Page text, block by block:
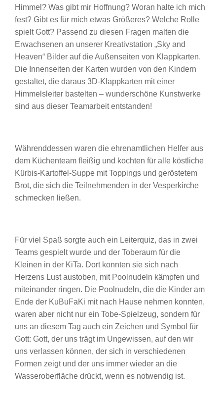
Himmel? Was gibt mir Hoffnung? Woran halte ich mich
fest? Gibt es für mich etwas Größeres? Welche Rolle
spielt Gott? Passend zu diesen Fragen malten die
Erwachsenen an unserer Kreativstation „Sky and
Heaven“ Bilder auf die Außenseiten von Klappkarten.
Die Innenseiten der Karten wurden von den Kindern
gestaltet, die daraus 3D-Klappkarten mit einer
Himmelsleiter bastelten – wunderschöne Kunstwerke
sind aus dieser Teamarbeit entstanden!
Währenddessen waren die ehrenamtlichen Helfer aus
dem Küchenteam fleißig und kochten für alle köstliche
Kürbis-Kartoffel-Suppe mit Toppings und geröstetem
Brot, die sich die Teilnehmenden in der Vesperkirche
schmecken ließen.
Für viel Spaß sorgte auch ein Leiterquiz, das in zwei
Teams gespielt wurde und der Toberaum für die
Kleinen in der KiTa. Dort konnten sie sich nach
Herzens Lust austoben, mit Poolnudeln kämpfen und
miteinander ringen. Die Poolnudeln, die die Kinder am
Ende der KuBuFaKi mit nach Hause nehmen konnten,
waren aber nicht nur ein Tobe-Spielzeug, sondern für
uns an diesem Tag auch ein Zeichen und Symbol für
Gott: Gott, der uns trägt im Ungewissen, auf den wir
uns verlassen können, der sich in verschiedenen
Formen zeigt und der uns immer wieder an die
Wasseroberfläche drückt, wenn es notwendig ist.